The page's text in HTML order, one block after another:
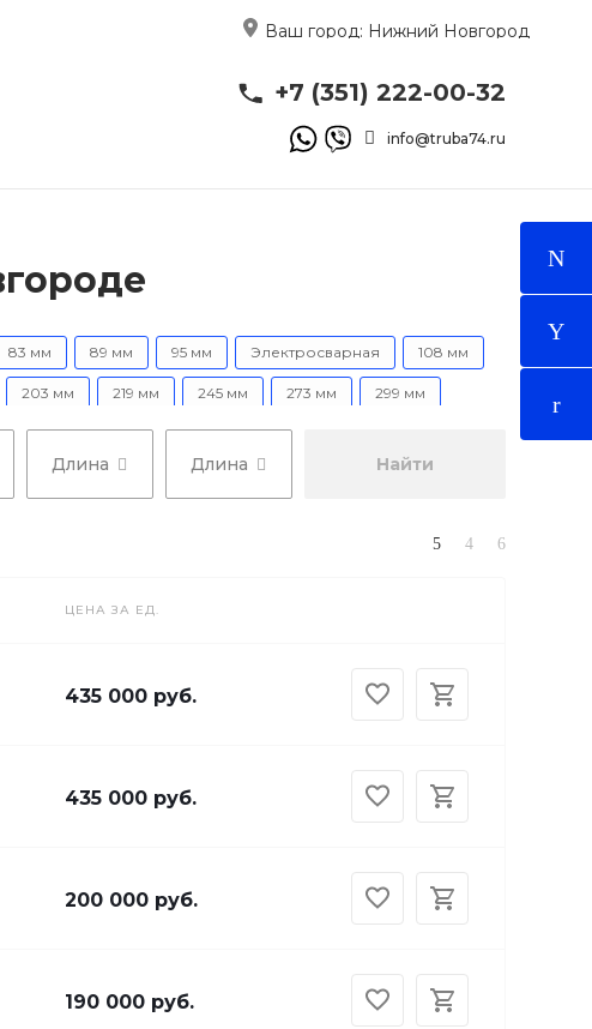
Ваш город: Нижний Новгород
+7 (351) 222-00-32
info@truba74.ru
83 мм 89 мм 95 мм Электросварная 108 мм
203 мм 219 мм 245 мм 273 мм 299 мм
Длина Длина Найти
ЦЕНА ЗА ЕД.
435 000 руб.
435 000 руб.
200 000 руб.
190 000 руб.